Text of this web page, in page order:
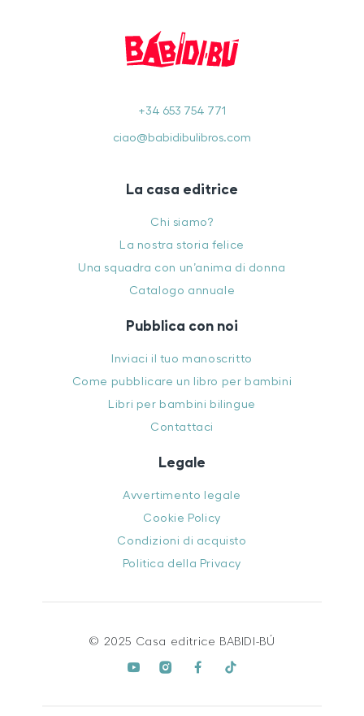
+34 653 754 771
ciao@babidibulibros.com
La casa editrice
Chi siamo?
La nostra storia felice
Una squadra con un’anima di donna
Catalogo annuale
Pubblica con noi
Inviaci il tuo manoscritto
Come pubblicare un libro per bambini
Libri per bambini bilingue
Contattaci
Legale
Avvertimento legale
Cookie Policy
Condizioni di acquisto
Politica della Privacy
© 2025 Casa editrice BABIDI-BÚ